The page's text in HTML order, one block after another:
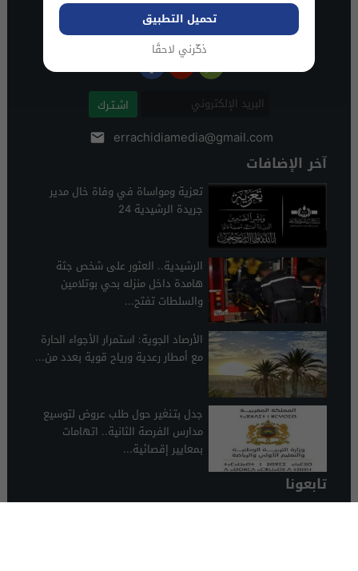
اشـتـرك
errachidiamedia@gmail.com
آخر الإضافات
تعزية ومواساة في وفاة خال مدير
جريدة الرشيدية 24
الرشيدية.. العثور على شخص جثة
هامدة داخل منزله بحي بوتلامين
والسلطات تفتح...
الأرصاد الجوية: استمرار الأجواء الحارة
مع أمطار رعدية ورياح قوية بعدد من...
جدل بتـنغير حول طلب عروض لتوسيع
مدارس الفرصة الثانية.. اتهامات
بمعايير إقصائية...
تابعونا
تحميل التطبيق
ذكّرني لاحقًا